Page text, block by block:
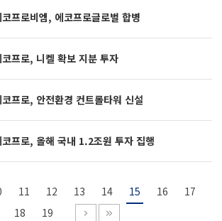
프로비엠, 에코프로글로벌 합병
프로, 니켈 확보 지분 투자
프로, 안전환경 컨트롤타워 신설
프로, 올해 국내 1.2조원 투자 집행
11 12 13 14 15 16
17
18
19